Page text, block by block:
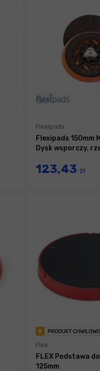
Flexipads
Flexipads 150mm
Dysk wsporczy,
123,43 zł
Flex
FLEX Podstawa
125mm